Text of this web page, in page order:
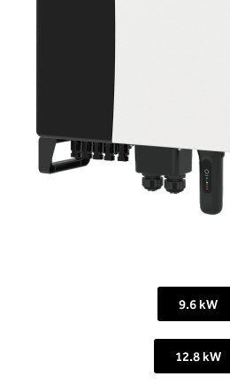
9.6 kW
12.8 kW